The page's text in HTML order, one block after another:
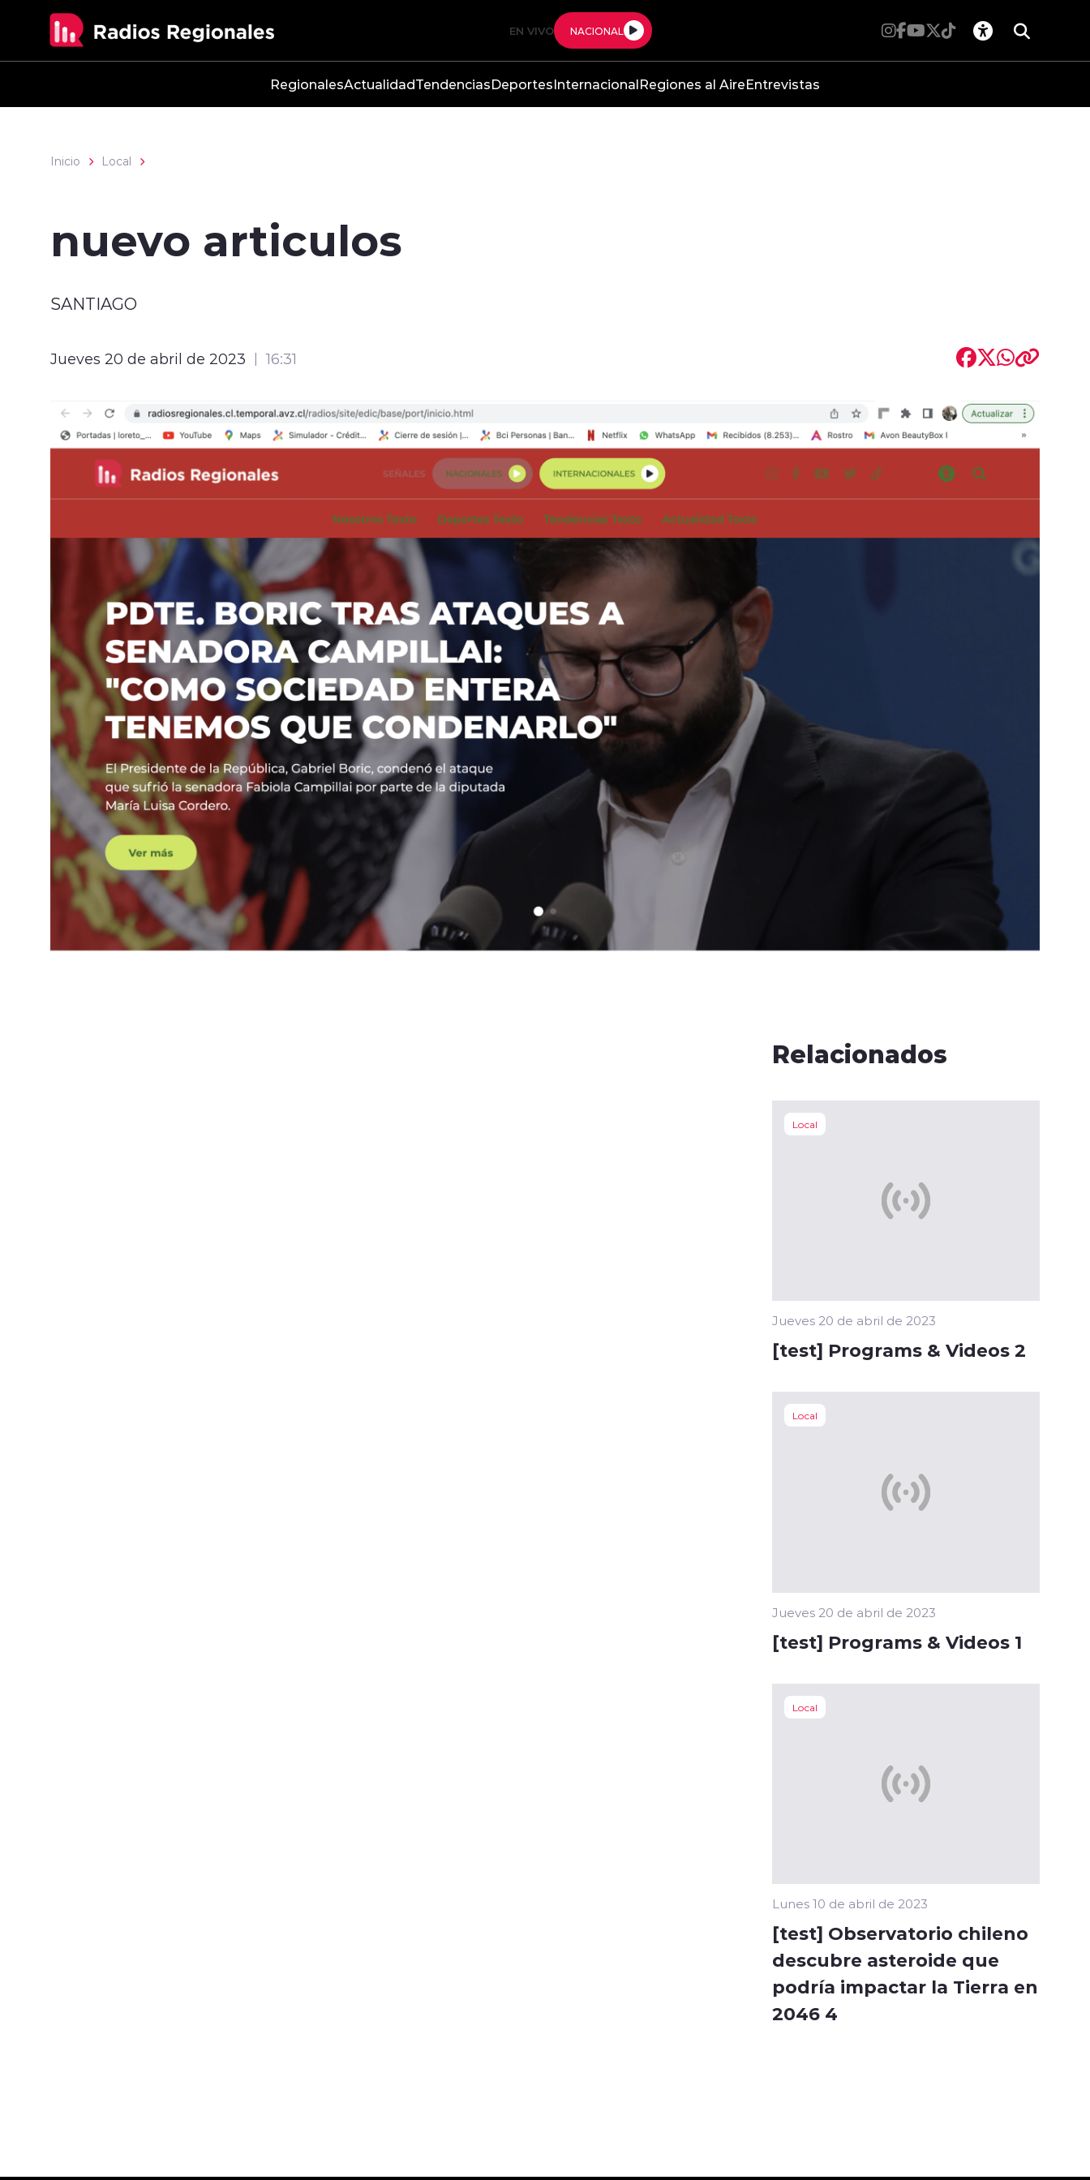
EN VIVO NACIONAL
RegionalesActualidadTendenciasDeportesInternacionalRegiones al AireEntrevistas
Inicio Local
nuevo articulos
SANTIAGO
Jueves 20 de abril de 2023 16:31
Relacionados
Local
Jueves 20 de abril de 2023
[test] Programs & Videos 2
Local
Jueves 20 de abril de 2023
[test] Programs & Videos 1
Local
Lunes 10 de abril de 2023
[test] Observatorio chileno
descubre asteroide que
podría impactar la Tierra en
2046 4